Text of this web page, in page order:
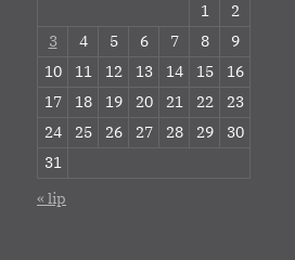
1
2
3
4 5 6 7 8
9
10
11 12 13 14 15
16
17
18 19 20 21 22
23
24
25 26 27 28 29
30
31
« lip